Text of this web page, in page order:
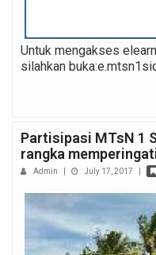
Untuk mengakses
silahkan
Partisipasi MTsN 1
rangka
Admin July 17, 2017